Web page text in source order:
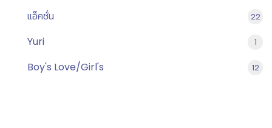
แอ็คชั่น 22
Yuri 1
Boy's Love/Girl's 12